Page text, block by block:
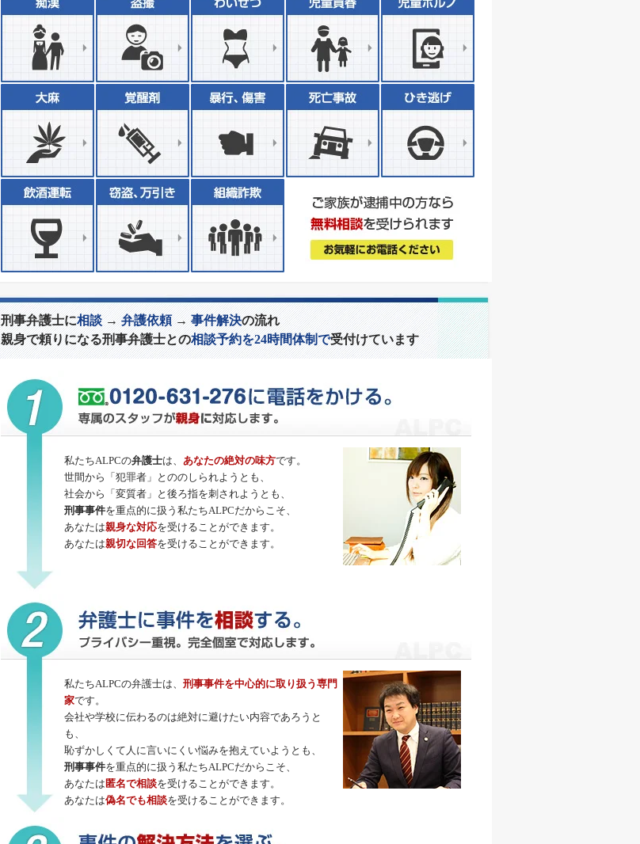
刑事弁護士に相談→弁護依頼→事件解決の流れ
親身で頼りになる刑事弁護士との相談予約を24時間体制で受付けています
私たちALPCの弁護士は、 あなたの絶対の味方です。
世間から「犯罪者」とののしられようとも、
社会から「変質者」と後ろ指を刺されようとも、
刑事事件を重点的に扱う私たちALPCだからこそ、
あなたは親身な対応を受けることができます。
あなたは親切な回答を受けることができます。
私たちALPCの弁護士は、 刑事事件を中心的に取り扱う専門
家です。
会社や学校に伝わるのは絶対に避けたい内容であろうと
も、
恥ずかしくて人に言いにくい悩みを抱えていようとも、
刑事事件を重点的に扱う私たちALPCだからこそ、
あなたは匿名で相談を受けることができます。
あなたは偽名でも相談を受けることができます。